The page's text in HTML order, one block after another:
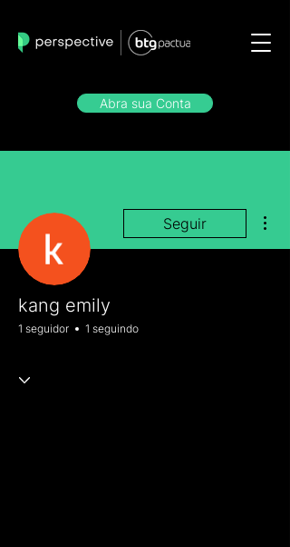
Abra sua Conta
Seguir
kang emily
1 seguidor 1 seguindo